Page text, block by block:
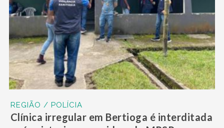
REGIÃO / POLÍCIA
Clínica irregular em Bertioga é interditada